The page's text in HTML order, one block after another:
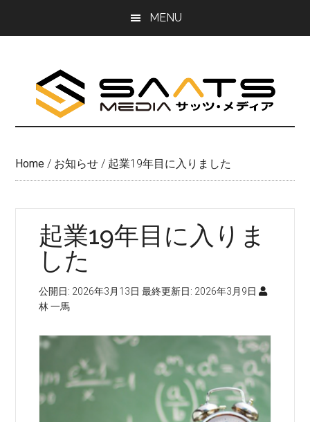
MENU
Home / お知らせ / 起業19年目に入りました
起業19年目に入りま
した
公開日: 2026年3月13日 最終更新日: 2026年3月9日
林 一馬